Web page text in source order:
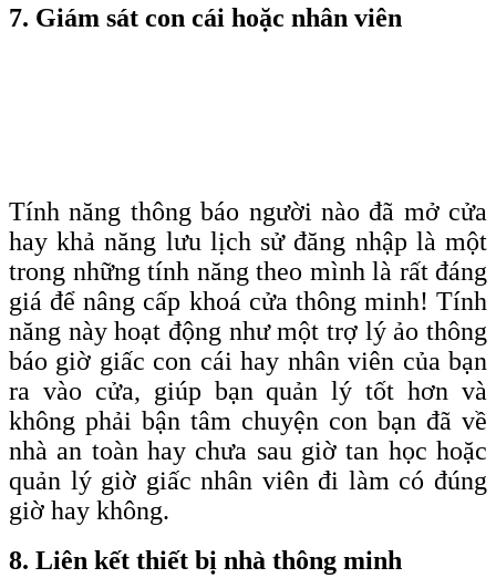
7. Giám sát con cái hoặc nhân viên
Tính năng thông báo người nào đã mở cửa
hay khả năng lưu lịch sử đăng nhập là một
trong những tính năng theo mình là rất đáng
giá để nâng cấp khoá cửa thông minh! Tính
năng này hoạt động như một trợ lý ảo thông
báo giờ giấc con cái hay nhân viên của bạn
ra vào cửa, giúp bạn quản lý tốt hơn và
không phải bận tâm chuyện con bạn đã về
nhà an toàn hay chưa sau giờ tan học hoặc
quản lý giờ giấc nhân viên đi làm có đúng
giờ hay không.
8. Liên kết thiết bị nhà thông minh